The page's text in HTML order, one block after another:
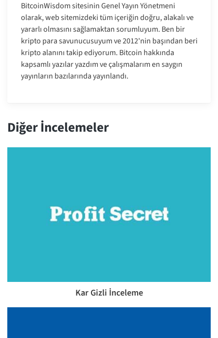
BitcoinWisdom sitesinin Genel Yayın Yönetmeni
olarak, web sitemizdeki tüm içeriğin doğru, alakalı ve
yararlı olmasını sağlamaktan sorumluyum. Ben bir
kripto para savunucusuyum ve 2012'nin başından beri
kripto alanını takip ediyorum. Bitcoin hakkında
kapsamlı yazılar yazdım ve çalışmalarım en saygın
yayınların bazılarında yayınlandı.
Diğer İncelemeler
Kar Gizli İnceleme